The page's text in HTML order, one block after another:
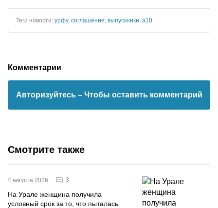
Теги новости: урфу, соглашение выпускники а10
Комментарии
Авторизуйтесь – Чтобы оставить комментарий
Смотрите также
4 августа 2026 3
На Урале женщина получила
условный срок за то, что пыталась